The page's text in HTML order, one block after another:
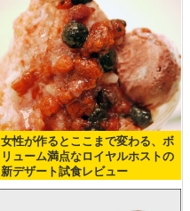
女性が作るとここまで変わる、ボ
リューム満点なロイヤルホストの
新デザート試食レビュー